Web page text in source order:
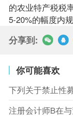
的农业特产税税
5-20%的幅度内规
分享到:
你可能喜欢
下列关于禁止性